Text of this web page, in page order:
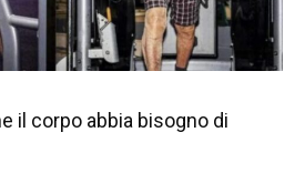
il corpo abbia bisogno di